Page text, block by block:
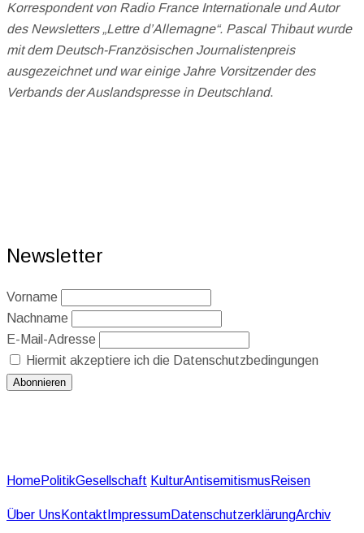
Korrespondent von Radio France Internationale und Autor
des Newsletters „Lettre d’Allemagne“. Pascal Thibaut wurde
mit dem Deutsch-Französischen Journalistenpreis
ausgezeichnet und war einige Jahre Vorsitzender des
Verbands der Auslandspresse in Deutschland.
Newsletter
Vorname
Nachname
E-Mail-Adresse
Hiermit akzeptiere ich die Datenschutzbedingungen
HomePolitikGesellschaft KulturAntisemitismus Reisen
Über Uns Kontakt ImpressumDatenschutzerklärungArchiv